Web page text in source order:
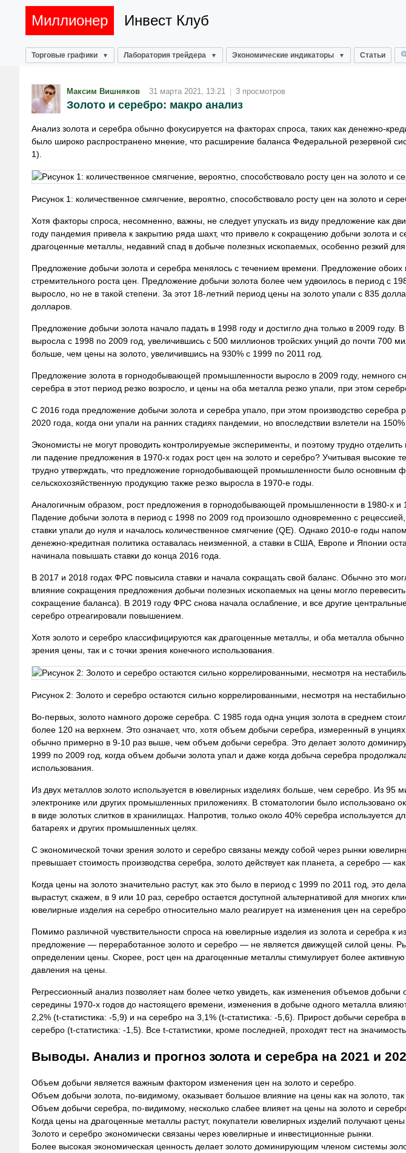
Миллионер Инвест Клуб
Торговые графики Лаборатория трейдера Экономические индикаторы Статьи
Максим Вишняков 31 марта 2021, 13:21 | 3 просмотров
Золото и серебро: макро анализ
Анализ золота и серебра обычно фокусируется на факторах спроса, таких как денежно-
было широко распространено мнение, что расширение баланса Федеральной резервной
1).
Рисунок 1: количественное смягчение, вероятно, способствовало росту цен на золото и
Хотя факторы спроса, несомненно, важны, не следует упускать из виду предложение как
году пандемия привела к закрытию ряда шахт, что привело к сокращению добычи золота
драгоценные металлы, недавний спад в добыче полезных ископаемых, особенно резкий для
Предложение добычи золота и серебра менялось с течением времени. Предложение
стремительного роста цен. Предложение добычи золота более чем удвоилось в период с
выросло, но не в такой степени. За этот 18-летний период цены на золото упали с 835
долларов.
Предложение добычи золота начало падать в 1998 году и достигло дна только в 2009
выросла с 1998 по 2009 год, увеличившись с 500 миллионов тройских унций до почти
больше, чем цены на золото, увеличившись на 930% с 1999 по 2011 год.
Предложение золота в горнодобывающей промышленности выросло в 2009 году, немного
серебра в этот период резко возросло, и цены на оба металла резко упали, при этом
С 2016 года предложение добычи золота и серебра упало, при этом производство
2020 года, когда они упали на ранних стадиях пандемии, но впоследствии взлетели на
Экономисты не могут проводить контролируемые эксперименты, и поэтому трудно
ли падение предложения в 1970-х годах рост цен на золото и серебро? Учитывая
трудно утверждать, что предложение горнодобывающей промышленности было основным
сельскохозяйственную продукцию также резко выросла в 1970-е годы.
Аналогичным образом, рост предложения в горнодобывающей промышленности в 1980-х и
Падение добычи золота в период с 1998 по 2009 год произошло одновременно с
ставки упали до нуля и началось количественное смягчение (QE). Однако 2010-е годы
денежно-кредитная политика оставалась неизменной, а ставки в США, Европе и Японии
начинала повышать ставки до конца 2016 года.
В 2017 и 2018 годах ФРС повысила ставки и начала сокращать свой баланс. Обычно это
влияние сокращения предложения добычи полезных ископаемых на цены могло
сокращение баланса). В 2019 году ФРС снова начала ослабление, и все другие
серебро отреагировали повышением.
Хотя золото и серебро классифицируются как драгоценные металлы, и оба металла
зрения цены, так и с точки зрения конечного использования.
Рисунок 2: Золото и серебро остаются сильно коррелированными, несмотря на
Во-первых, золото намного дороже серебра. С 1985 года одна унция золота в среднем
более 120 на верхнем. Это означает, что, хотя объем добычи серебра, измеренный в
обычно примерно в 9-10 раз выше, чем объем добычи серебра. Это делает золото
1999 по 2009 год, когда объем добычи золота упал и даже когда добыча серебра
использования.
Из двух металлов золото используется в ювелирных изделиях больше, чем серебро. Из 95
электронике или других промышленных приложениях. В стоматологии было
в виде золотых слитков в хранилищах. Напротив, только около 40% серебра используется
батареях и других промышленных целях.
С экономической точки зрения золото и серебро связаны между собой через рынки
превышает стоимость производства серебра, золото действует как планета, а серебро
Когда цены на золото значительно растут, как это было в период с 1999 по 2011 год, это
вырастут, скажем, в 9 или 10 раз, серебро остается доступной альтернативой для многих
ювелирные изделия на серебро относительно мало реагирует на изменения цен на
Помимо различной чувствительности спроса на ювелирные изделия из золота и серебра
предложение — переработанное золото и серебро — не является движущей силой цены.
определении цены. Скорее, рост цен на драгоценные металлы стимулирует более
давления на цены.
Регрессионный анализ позволяет нам более четко увидеть, как изменения объемов
середины 1970-х годов до настоящего времени, изменения в добыче одного металла
2,2% (t-статистика: -5,9) и на серебро на 3,1% (t-статистика: -5,6). Прирост добычи
серебро (t-статистика: -1,5). Все t-статистики, кроме последней, проходят тест на
Выводы. Анализ и прогноз золота и серебра на 2021 и
Объем добычи является важным фактором изменения цен на золото и серебро.
Объем добычи золота, по-видимому, оказывает большое влияние на цены как на золото, так
Объем добычи серебра, по-видимому, несколько слабее влияет на цены на золото и
Когда цены на драгоценные металлы растут, покупатели ювелирных изделий получают цены
Золото и серебро экономически связаны через ювелирные и инвестиционные рынки.
Более высокая экономическая ценность делает золото доминирующим членом системы